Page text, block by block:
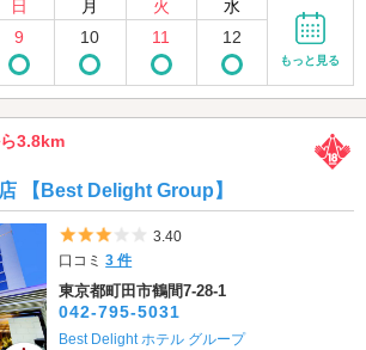
日 月 火 水
9 10 11 12
もっと見る
3.8km
【Best Delight Group】
5つ星のうち3
3.40
口コミ3 件
東京都町田市鶴間7-28-1
042-795-5031
Best Delight ホテル グループ